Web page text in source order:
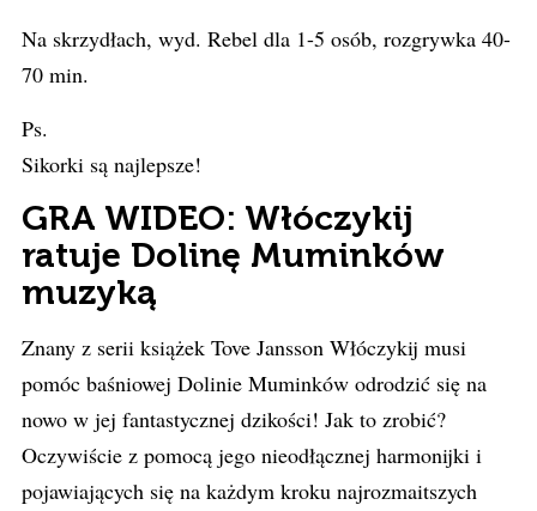
Na skrzydłach, wyd. Rebel dla 1-5 osób, rozgrywka 40-
70 min.
Ps.
Sikorki są najlepsze!
GRA WIDEO: Włóczykij
ratuje Dolinę Muminków
muzyką
Znany z serii książek Tove Jansson Włóczykij musi
pomóc baśniowej Dolinie Muminków odrodzić się na
nowo w jej fantastycznej dzikości! Jak to zrobić?
Oczywiście z pomocą jego nieodłącznej harmonijki i
pojawiających się na każdym kroku najrozmaitszych